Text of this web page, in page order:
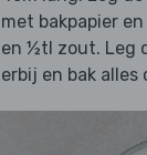
met bakpapier
en ½tl zout. Leg
erbij en bak alles